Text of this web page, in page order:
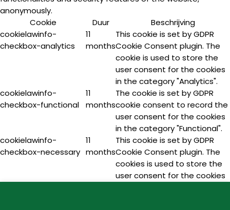
anonymously.
Cookie
Duur
Beschrijving
cookielawinfo-
checkbox-analytics
11
months
This cookie is set by GDPR
Cookie Consent plugin. The
cookie is used to store the
user consent for the cookies
in the category "Analytics".
cookielawinfo-
checkbox-functional
11
months
The cookie is set by GDPR
cookie consent to record the
user consent for the cookies
in the category "Functional".
cookielawinfo-
checkbox-necessary
11
months
This cookie is set by GDPR
Cookie Consent plugin. The
cookies is used to store the
user consent for the cookies